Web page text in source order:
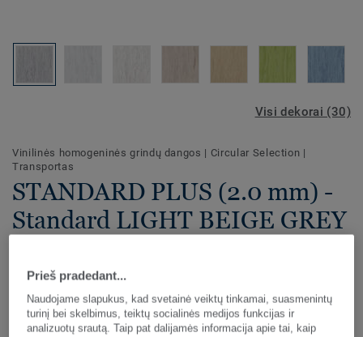
Visi dekorai (30)
Vinilinės homogeninės grindų dangos | Circular Selection |
Transportas
STANDARD PLUS (2.0 mm) -
Standard LIGHT BEIGE GREY
30 spalvų švelnaus klasikinio stiliaus "Standard Plus" (2,0
mm) vinilinės grindų dangos skirtos intensyvaus judrumo
vietoms. "Standard Plus" rulonai ir plytelės apdoroti "PUR"
Prieš pradedant...
Naudojame slapukus, kad svetainė veiktų tinkamai, suasmenintų
turinį bei skelbimus, teiktų socialinės medijos funkcijas ir
analizuotų srautą. Taip pat dalijamės informacija apie tai, kaip